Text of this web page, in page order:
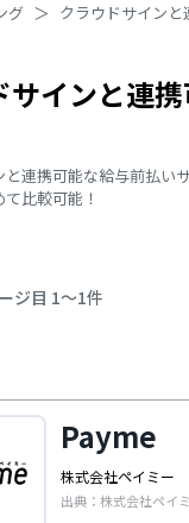
グ クラウドサイン
サインと連
と連携可能な給与前払い
比較可能！
ジ目 1〜1件
Payme
株式会社ペイミー
出典：株式会社ペ